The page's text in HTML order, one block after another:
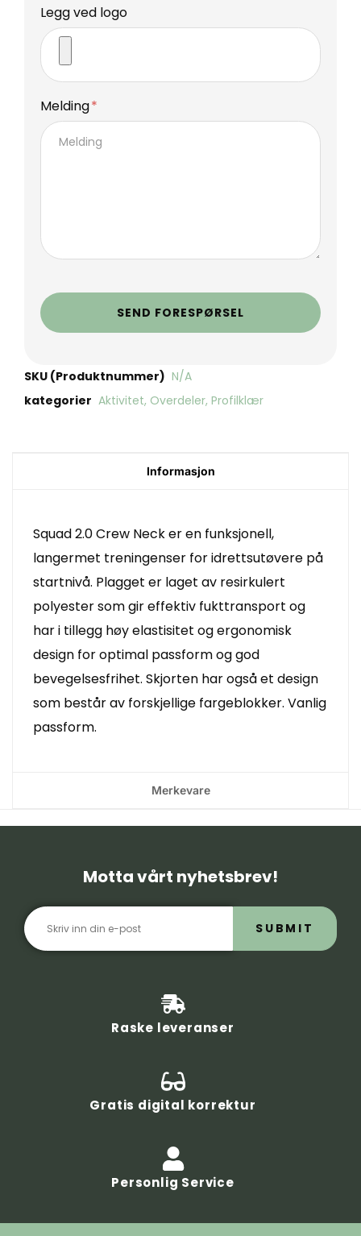
Legg ved logo
Melding
SEND FORESPØRSEL
SKU (Produktnummer) N/A
kategorier Aktivitet, Overdeler, Profilklær
Informasjon
Squad 2.0 Crew Neck er en funksjonell,
langermet treningenser for idrettsutøvere på
startnivå. Plagget er laget av resirkulert
polyester som gir effektiv fukttransport og
har i tillegg høy elastisitet og ergonomisk
design for optimal passform og god
bevegelsesfrihet. Skjorten har også et design
som består av forskjellige fargeblokker. Vanlig
passform.
Merkevare
Motta vårt nyhetsbrev!
SUBMIT
Raske leveranser
Gratis digital korrektur
Personlig Service